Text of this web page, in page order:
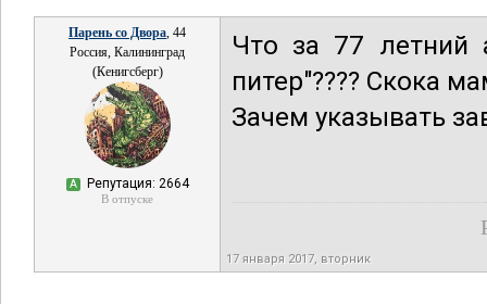
Парень со Двора, 44
Россия, Калининград
(Кенигсберг)
А Репутация: 2664
В отпуске
Что за 77 летний
питер"???? Скока
Зачем указывать
17 января 2017, вторник